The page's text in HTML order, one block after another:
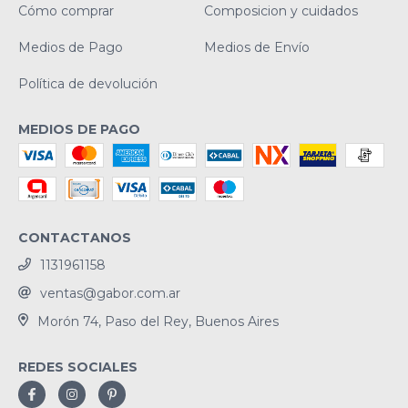
Cómo comprar Composicion y cuidados
Medios de Pago Medios de Envío
Política de devolución
MEDIOS DE PAGO
CONTACTANOS
1131961158
ventas@gabor.com.ar
Morón 74, Paso del Rey, Buenos Aires
REDES SOCIALES